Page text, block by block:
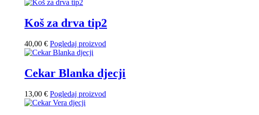
Koš za drva tip2
40,00 € Pogledaj proizvod
Cekar Blanka djecji
13,00 € Pogledaj proizvod